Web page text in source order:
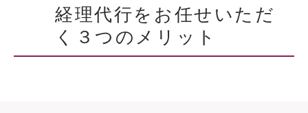
経理代行をお任せいただ
く３つのメリット